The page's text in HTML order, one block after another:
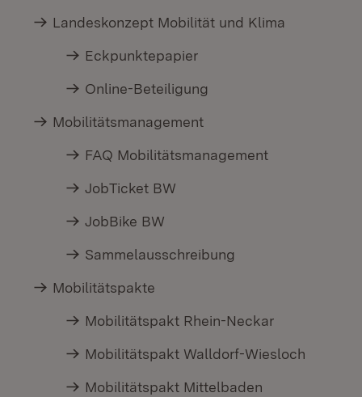
Landeskonzept Mobilität und Klima
Eckpunktepapier
Online-Beteiligung
Mobilitätsmanagement
FAQ Mobilitätsmanagement
JobTicket BW
JobBike BW
Sammelausschreibung
Mobilitätspakte
Mobilitätspakt Rhein-Neckar
Mobilitätspakt Walldorf-Wiesloch
Mobilitätspakt Mittelbaden